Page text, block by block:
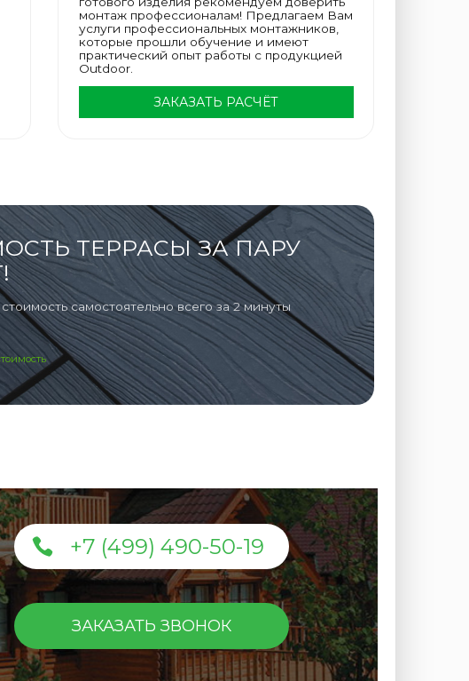
монтаж профессионалам! Предлагаем Вам
услуги профессиональных монтажников,
которые прошли обучение и имеют
практический опыт работы с продукцией
Outdoor.
ЗАКАЗАТЬ РАСЧЁТ
ТЕРРАСЫ ЗА ПАРУ
самостоятельно всего за 2 минуты
+7 (499) 490-50-19
ЗАКАЗАТЬ ЗВОНОК